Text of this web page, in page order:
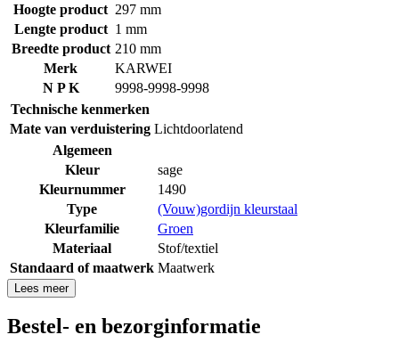
Hoogte product 297 mm
Lengte product 1 mm
Breedte product 210 mm
Merk
KARWEI
N P K
9998-9998-9998
Technische kenmerken
Mate van verduistering Lichtdoorlatend
Algemeen
Kleur
sage
Kleurnummer
1490
Type
(Vouw)gordijn kleurstaal
Kleurfamilie
Groen
Materiaal
Stof/textiel
Standaard of maatwerk Maatwerk
Lees meer
Bestel- en bezorginformatie